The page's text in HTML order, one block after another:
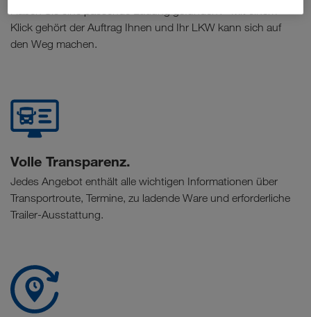
Haben Sie eine passende Ladung gefunden? Mit einem
Klick gehört der Auftrag Ihnen und Ihr LKW kann sich auf
den Weg machen.
Volle Transparenz.
Jedes Angebot enthält alle wichtigen Informationen über
Transportroute, Termine, zu ladende Ware und erforderliche
Trailer-Ausstattung.